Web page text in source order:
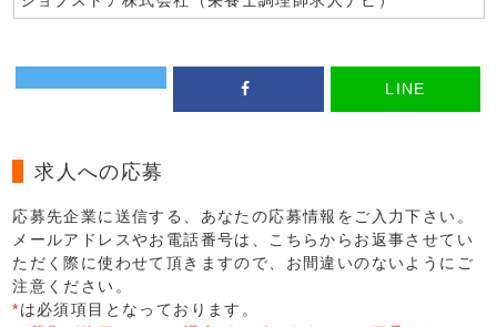
LINE
求人への応募
応募先企業に送信する、あなたの応募情報をご入力下さい。
メールアドレスやお電話番号は、こちらからお返事させてい
ただく際に使わせて頂きますので、お間違いのないようにご
注意ください。
*は必須項目となっております。